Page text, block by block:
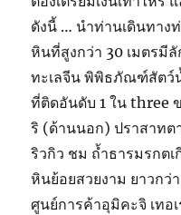
ดังนี้ … นำท่านเดินทาง
หินที่สูงกว่า 30 เมตรมี
ทะเลจีน พิพิธภัณฑ์สัต
ที่ติดอันดับ 1 ใน three
ริ (ด้านนอก) ปราสาทต
ริวกิว ชม ถ้ำธารมรกต
หินย้อยสวยงาม ยาวกว่
ศูนย์การค้าอุมิคะจิ เท